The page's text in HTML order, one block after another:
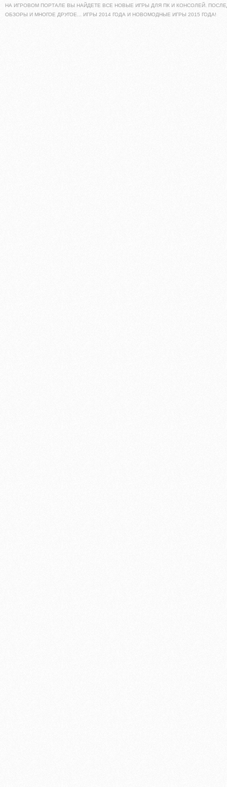
НА ИГРОВОМ ПОРТАЛЕ ВЫ НАЙДЕТЕ ВСЕ НОВЫЕ ИГРЫ ДЛЯ ПК И КОНСОЛЕЙ.
ОБЗОРЫ И МНОГОЕ ДРУГОЕ... ИГРЫ 2014 ГОДА И НОВОМОДНЫЕ ИГРЫ 2015 ГОДА!